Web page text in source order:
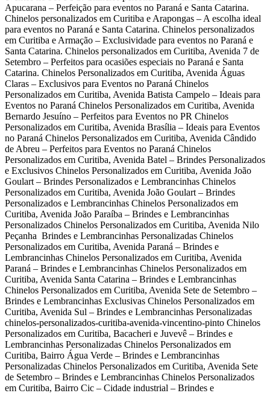
Apucarana – Perfeição para eventos no Paraná e Santa Catarina.
Chinelos personalizados em Curitiba e Arapongas – A escolha ideal
para eventos no Paraná e Santa Catarina. Chinelos personalizados
em Curitiba e Armação – Exclusividade para eventos no Paraná e
Santa Catarina. Chinelos personalizados em Curitiba, Avenida 7 de
Setembro – Perfeitos para ocasiões especiais no Paraná e Santa
Catarina. Chinelos Personalizados em Curitiba, Avenida Águas
Claras – Exclusivos para Eventos no Paraná Chinelos
Personalizados em Curitiba, Avenida Batista Campelo – Ideais para
Eventos no Paraná Chinelos Personalizados em Curitiba, Avenida
Bernardo Jesuíno – Perfeitos para Eventos no PR Chinelos
Personalizados em Curitiba, Avenida Brasília – Ideais para Eventos
no Paraná Chinelos Personalizados em Curitiba, Avenida Cândido
de Abreu – Perfeitos para Eventos no Paraná Chinelos
Personalizados em Curitiba, Avenida Batel – Brindes Personalizados
e Exclusivos Chinelos Personalizados em Curitiba, Avenida João
Goulart – Brindes Personalizados e Lembrancinhas Chinelos
Personalizados em Curitiba, Avenida João Goulart – Brindes
Personalizados e Lembrancinhas Chinelos Personalizados em
Curitiba, Avenida João Paraíba – Brindes e Lembrancinhas
Personalizados Chinelos Personalizados em Curitiba, Avenida Nilo
Peçanha Brindes e Lembrancinhas Personalizadas Chinelos
Personalizados em Curitiba, Avenida Paraná – Brindes e
Lembrancinhas Chinelos Personalizados em Curitiba, Avenida
Paraná – Brindes e Lembrancinhas Chinelos Personalizados em
Curitiba, Avenida Santa Catarina – Brindes e Lembrancinhas
Chinelos Personalizados em Curitiba, Avenida Sete de Setembro –
Brindes e Lembrancinhas Exclusivas Chinelos Personalizados em
Curitiba, Avenida Sul – Brindes e Lembrancinhas Personalizadas
chinelos-personalizados-curitiba-avenida-vincentino-pinto Chinelos
Personalizados em Curitiba, Bacacheri e Juvevê – Brindes e
Lembrancinhas Personalizadas Chinelos Personalizados em
Curitiba, Bairro Água Verde – Brindes e Lembrancinhas
Personalizadas Chinelos Personalizados em Curitiba, Avenida Sete
de Setembro – Brindes e Lembrancinhas Chinelos Personalizados
em Curitiba, Bairro Cic – Cidade industrial – Brindes e